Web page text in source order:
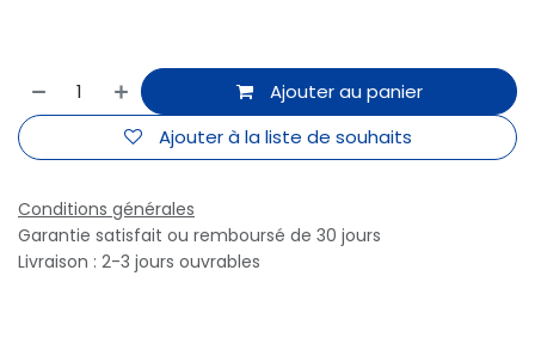
Ajouter au panier
Ajouter à la liste de souhaits
Conditions générales
Garantie satisfait ou remboursé de 30 jours
Livraison : 2-3 jours ouvrables